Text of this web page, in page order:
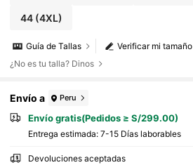
44(4XL)
Verificar mi tamaño
Guía de Tallas
¿No es tu talla? Dinos
Envío a Peru
Envío gratis(Pedidos ≥ S/299.00)
Entrega estimada: 7-15 Días laborables
Devoluciones aceptadas